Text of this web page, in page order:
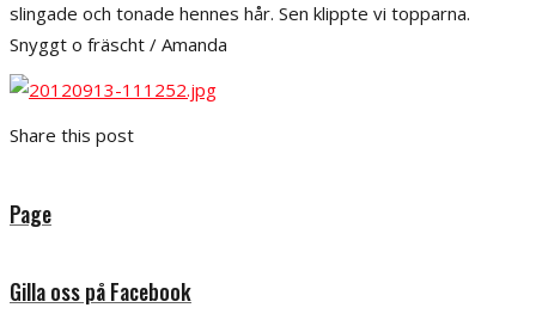
slingade och tonade hennes hår. Sen klippte vi topparna.
Snyggt o fräscht / Amanda
Share this post
Page
Gilla oss på Facebook